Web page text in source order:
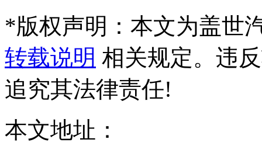
*版权声明：本文为盖世
转载说明 相关规定。违
追究其法律责任!
本文地址：